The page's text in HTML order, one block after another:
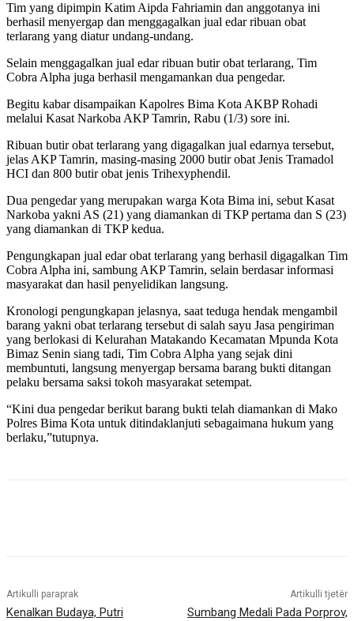
Tim yang dipimpin Katim Aipda Fahriamin dan anggotanya ini
berhasil menyergap dan menggagalkan jual edar ribuan obat
terlarang yang diatur undang-undang.
Selain menggagalkan jual edar ribuan butir obat terlarang, Tim
Cobra Alpha juga berhasil mengamankan dua pengedar.
Begitu kabar disampaikan Kapolres Bima Kota AKBP Rohadi
melalui Kasat Narkoba AKP Tamrin, Rabu (1/3) sore ini.
Ribuan butir obat terlarang yang digagalkan jual edarnya tersebut,
jelas AKP Tamrin, masing-masing 2000 butir obat Jenis Tramadol
HCI dan 800 butir obat jenis Trihexyphendil.
Dua pengedar yang merupakan warga Kota Bima ini, sebut Kasat
Narkoba yakni AS (21) yang diamankan di TKP pertama dan S (23)
yang diamankan di TKP kedua.
Pengungkapan jual edar obat terlarang yang berhasil digagalkan Tim
Cobra Alpha ini, sambung AKP Tamrin, selain berdasar informasi
masyarakat dan hasil penyelidikan langsung.
Kronologi pengungkapan jelasnya, saat teduga hendak mengambil
barang yakni obat terlarang tersebut di salah sayu Jasa pengiriman
yang berlokasi di Kelurahan Matakando Kecamatan Mpunda Kota
Bimaz Senin siang tadi, Tim Cobra Alpha yang sejak dini
membuntuti, langsung menyergap bersama barang bukti ditangan
pelaku bersama saksi tokoh masyarakat setempat.
“Kini dua pengedar berikut barang bukti telah diamankan di Mako
Polres Bima Kota untuk ditindaklanjuti sebagaimana hukum yang
berlaku,”tutupnya.
Artikulli paraprak
Kenalkan Budaya, Putri
Artikulli tjetër
Sumbang Medali Pada Porprov,